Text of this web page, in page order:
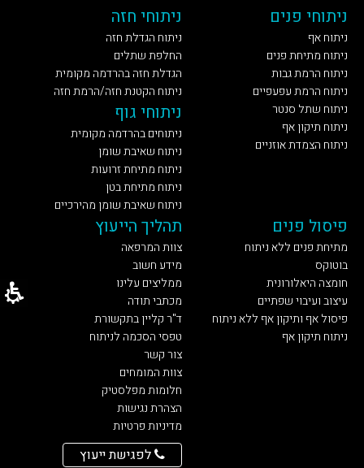
ניתוחי פנים
ניתוח אף
ניתוח מתיחת פנים
ניתוח הרמת גבות
ניתוח הרמת עפעפיים
ניתוח שתל סנטר
ניתוח תיקון אף
ניתוח הצמדת אוזניים
ניתוחי חזה
ניתוח הגדלת חזה
החלפת שתלים
הגדלת חזה בהרדמה מקומית
ניתוח הקטנת חזה/הרמת חזה
ניתוחי גוף
ניתוחים בהרדמה מקומית
ניתוח שאיבת שומן
ניתוח מתיחת זרועות
ניתוח מתיחת בטן
ניתוח שאיבת שומן מהירכיים
פיסול פנים
מתיחת פנים ללא ניתוח
בוטוקס
חומצה היאלורונית
עיצוב ועיבוי שפתיים
פיסול אף ותיקון אף ללא ניתוח
ניתוח תיקון אף
תהליך הייעוץ
צוות המרפאה
מידע חשוב
ממליצים עלינו
מכתבי תודה
ד"ר קליין בתקשורת
טפסי הסכמה לניתוח
צור קשר
צוות המומחים
חלומות מפלסטיק
הצהרת נגישות
מדיניות פרטיות
לפגישת ייעוץ